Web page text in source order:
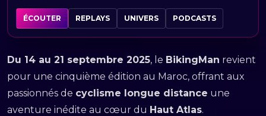
ÉCOUTER REPLAYS UNIVERS PODCASTS
Du 14 au 21 septembre 2025, le BikingMan revient
pour une cinquième édition au Maroc, offrant aux
passionnés de cyclisme longue distance une
aventure inédite au cœur du Haut Atlas.